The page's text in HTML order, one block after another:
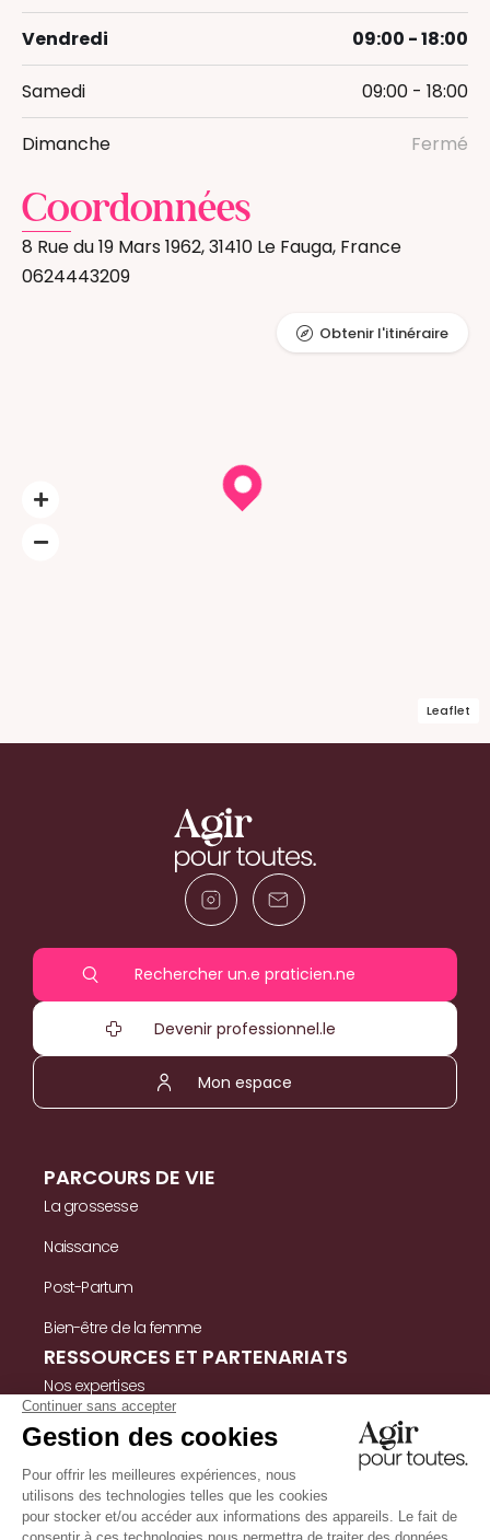
Vendredi 09:00 - 18:00
Samedi 09:00 - 18:00
Dimanche Fermé
Coordonnées
8 Rue du 19 Mars 1962, 31410 Le Fauga, France
0624443209
Leaflet
Obtenir l'itinéraire
Rechercher un.e praticien.ne
Devenir professionnel.le
Mon espace
PARCOURS DE VIE
La grossesse
Naissance
Post-Partum
Bien-être de la femme
RESSOURCES ET PARTENARIATS
Nos expertises
Nos ressources
Témoignages
Nous contacter